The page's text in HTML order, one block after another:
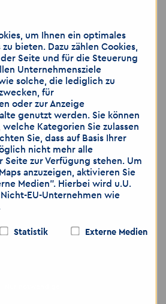
erstinformation
beschränkter Haftung
darauf hin, dass die
Daten
dass Sie lediglich dann
um Ihnen ein optimales
bieten. Dazu zählen Cookies,
Seite und für die Steuerung
Unternehmensziele
solche, die lediglich zu
für
oder zur Anzeige
genutzt werden. Sie können
Kategorien Sie zulassen
Sie, dass auf Basis Ihrer
nicht mehr alle
Seite zur Verfügung stehen. Um
anzuzeigen, aktivieren Sie
Medien". Hierbei wird u.U.
Nicht-EU-Unternehmen wie
Statistik Externe Medien